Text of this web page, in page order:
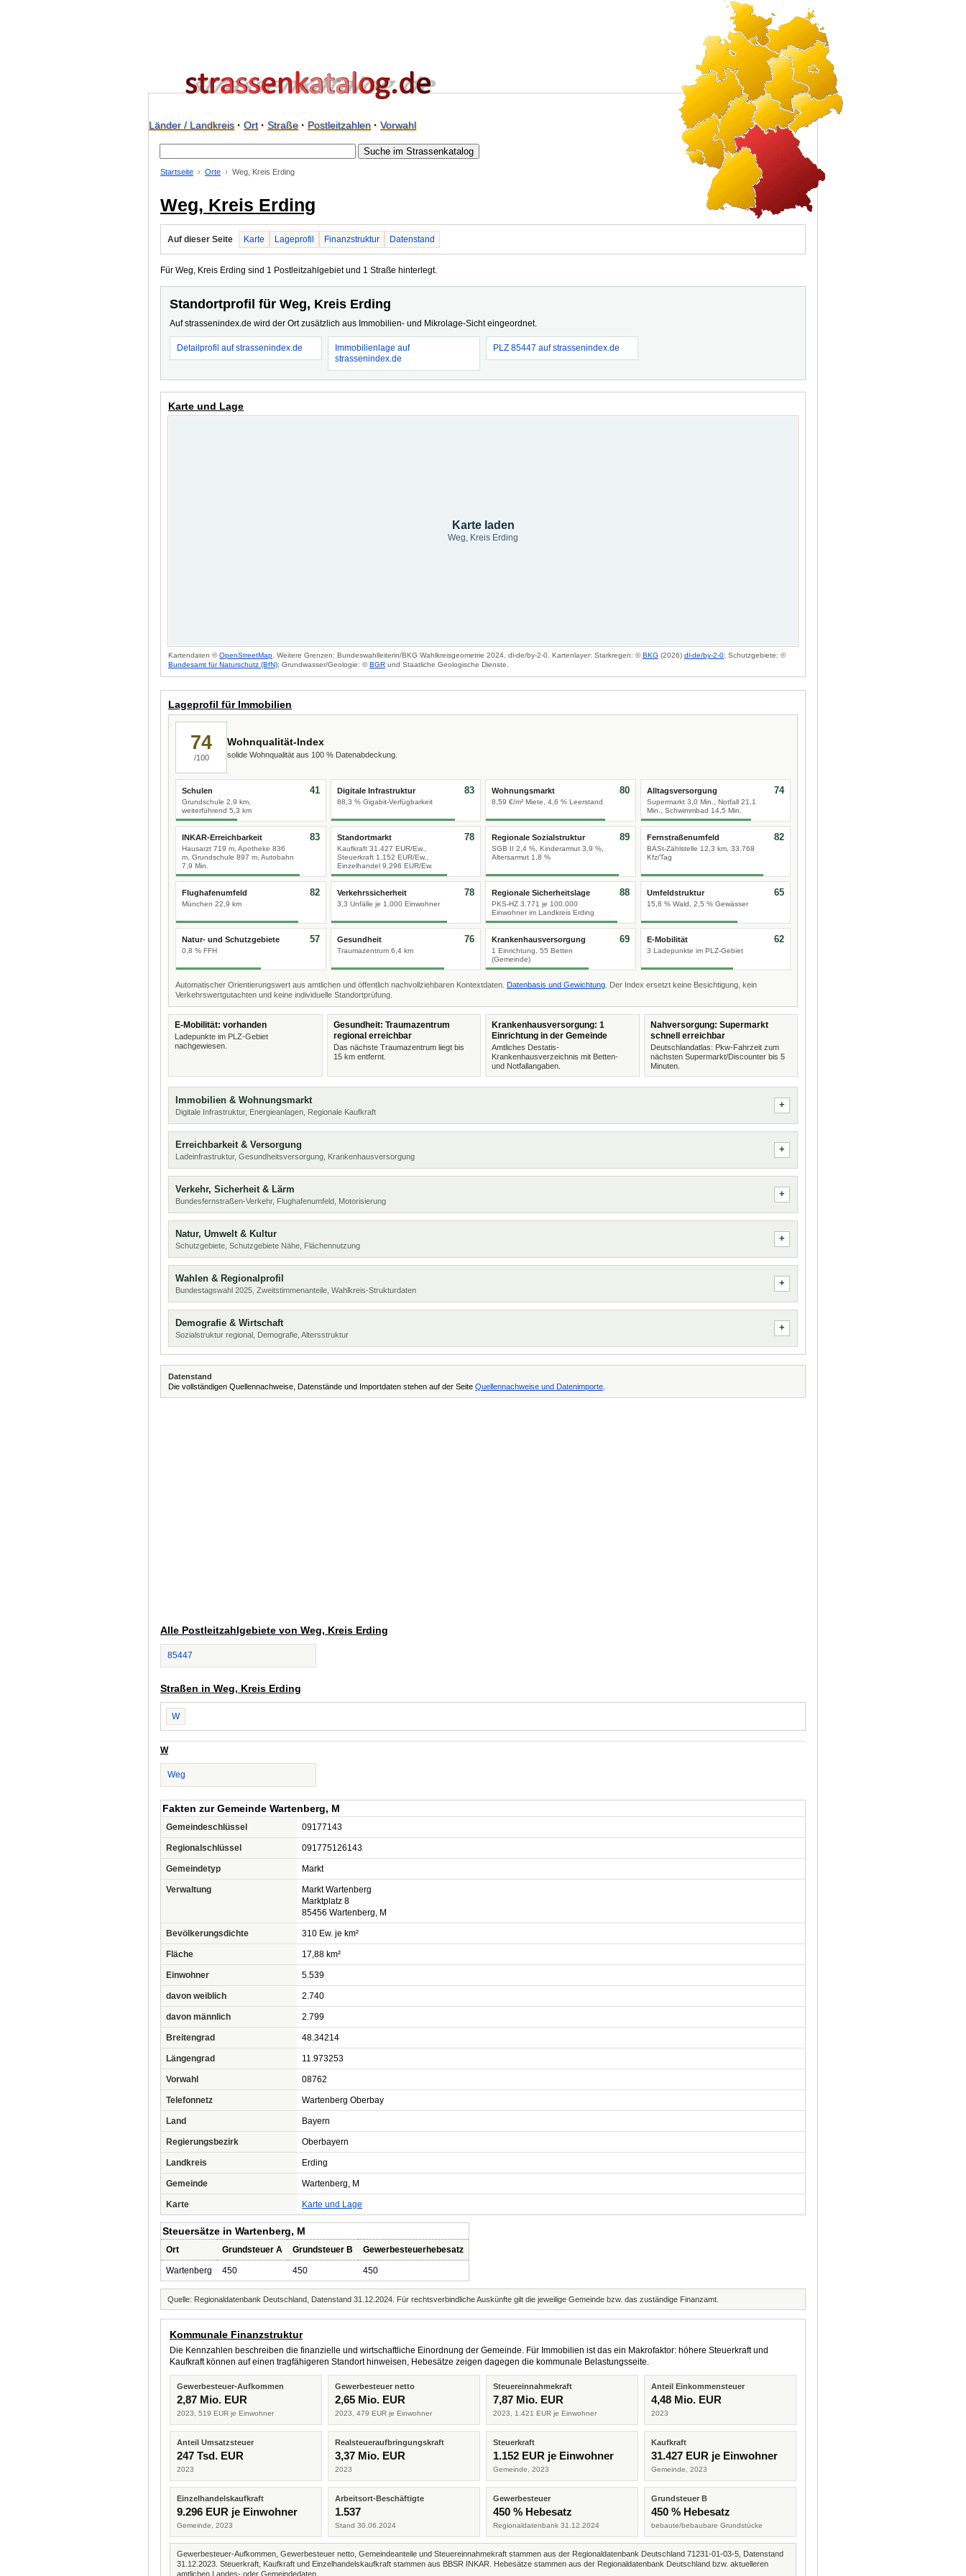
Länder / Landkreis· Ort· Straße· Postleitzahlen· Vorwahl
Startseite Orte Weg, Kreis Erding
Weg, Kreis Erding
Auf dieser Seite Karte Lageprofil Finanzstruktur Datenstand
Für Weg, Kreis Erding sind 1 Postleitzahlgebiet und 1 Straße hinterlegt.
Standortprofil für Weg, Kreis Erding
Auf strassenindex.de wird der Ort zusätzlich aus Immobilien- und Mikrolage-Sicht eingeordnet.
Detailprofil auf strassenindex.de
Immobilienlage auf
strassenindex.de
PLZ 85447 auf strassenindex.de
Karte und Lage
Karte laden
Weg, Kreis Erding
Kartendaten ©OpenStreetMap . Weitere Grenzen: Bundeswahlleiterin/BKG Wahlkreisgeometrie 2024, dl-de/by-2-0. Kartenlayer: Starkregen: ©BKG (2026) dl-de/by-2-0; Schutzgebiete: ©
Bundesamt für Naturschutz (BfN); Grundwasser/Geologie: ©BGR und Staatliche Geologische Dienste.
Lageprofil für Immobilien
74
/100
Wohnqualität-Index
solide Wohnqualität aus 100 % Datenabdeckung.
Schulen
Grundschule 2,9 km,
weiterführend 5,3 km
41 Digitale Infrastruktur
88,3 % Gigabit-Verfügbarkeit
83 Wohnungsmarkt
8,59 €/m² Miete, 4,6 % Leerstand
80 Alltagsversorgung
Supermarkt 3,0 Min., Notfall 21,1
Min., Schwimmbad 14,5 Min.
74
INKAR-Erreichbarkeit
Hausarzt 719 m, Apotheke 836
m, Grundschule 897 m, Autobahn
7,9 Min.
83 Standortmarkt
Kaufkraft 31.427 EUR/Ew.,
Steuerkraft 1.152 EUR/Ew.,
Einzelhandel 9.296 EUR/Ew.
78 Regionale Sozialstruktur
SGB II 2,4 %, Kinderarmut 3,9 %,
Altersarmut 1,8 %
89 Fernstraßenumfeld
BASt-Zählstelle 12,3 km, 33.768
Kfz/Tag
82
Flughafenumfeld
München 22,9 km
82 Verkehrssicherheit
3,3 Unfälle je 1.000 Einwohner
78 Regionale Sicherheitslage
PKS-HZ 3.771 je 100.000
Einwohner im Landkreis Erding
88 Umfeldstruktur
15,8 % Wald, 2,5 % Gewässer
65
Natur- und Schutzgebiete
0,8 % FFH
57 Gesundheit
Traumazentrum 6,4 km
76 Krankenhausversorgung
1 Einrichtung, 55 Betten
(Gemeinde)
69 E-Mobilität
3 Ladepunkte im PLZ-Gebiet
62
Automatischer Orientierungswert aus amtlichen und öffentlich nachvollziehbaren Kontextdaten. Datenbasis und Gewichtung . Der Index ersetzt keine Besichtigung, kein
Verkehrswertgutachten und keine individuelle Standortprüfung.
E-Mobilität: vorhanden
Ladepunkte im PLZ-Gebiet
nachgewiesen.
Gesundheit: Traumazentrum
regional erreichbar
Das nächste Traumazentrum liegt bis
15 km entfernt.
Krankenhausversorgung: 1
Einrichtung in der Gemeinde
Amtliches Destatis-
Krankenhausverzeichnis mit Betten-
und Notfallangaben.
Nahversorgung: Supermarkt
schnell erreichbar
Deutschlandatlas: Pkw-Fahrzeit zum
nächsten Supermarkt/Discounter bis 5
Minuten.
Immobilien & Wohnungsmarkt
Digitale Infrastruktur, Energieanlagen, Regionale Kaufkraft
Erreichbarkeit & Versorgung
Ladeinfrastruktur, Gesundheitsversorgung, Krankenhausversorgung
Verkehr, Sicherheit & Lärm
Bundesfernstraßen-Verkehr, Flughafenumfeld, Motorisierung
Natur, Umwelt & Kultur
Schutzgebiete, Schutzgebiete Nähe, Flächennutzung
Wahlen & Regionalprofil
Bundestagswahl 2025, Zweitstimmenanteile, Wahlkreis-Strukturdaten
Demografie & Wirtschaft
Sozialstruktur regional, Demografie, Altersstruktur
Datenstand
Die vollständigen Quellennachweise, Datenstände und Importdaten stehen auf der Seite Quellennachweise und Datenimporte
Alle Postleitzahlgebiete von Weg, Kreis Erding
85447
Straßen in Weg, Kreis Erding
W
W
Weg
Fakten zur Gemeinde Wartenberg, M
Gemeindeschlüssel 09177143
Regionalschlüssel 091775126143
Gemeindetyp Markt
Verwaltung
Markt Wartenberg
Marktplatz 8
85456 Wartenberg, M
Bevölkerungsdichte 310 Ew. je km²
Fläche 17,88 km²
Einwohner 5.539
davon weiblich 2.740
davon männlich 2.799
Breitengrad 48.34214
Längengrad 11.973253
Vorwahl 08762
Telefonnetz Wartenberg Oberbay
Land Bayern
Regierungsbezirk Oberbayern
Landkreis Erding
Gemeinde Wartenberg, M
Karte Karte und Lage
Steuersätze in Wartenberg, M
Ort Grundsteuer A Grundsteuer B Gewerbesteuerhebesatz
Wartenberg 450 450 450
Quelle: Regionaldatenbank Deutschland, Datenstand 31.12.2024. Für rechtsverbindliche Auskünfte gilt die jeweilige Gemeinde bzw. das zuständige Finanzamt.
Kommunale Finanzstruktur
Die Kennzahlen beschreiben die finanzielle und wirtschaftliche Einordnung der Gemeinde. Für Immobilien ist das ein Makrofaktor: höhere Steuerkraft und
Kaufkraft können auf einen tragfähigeren Standort hinweisen, Hebesätze zeigen dagegen die kommunale Belastungsseite.
Gewerbesteuer-Aufkommen
2,87 Mio. EUR
2023, 519 EUR je Einwohner
Gewerbesteuer netto
2,65 Mio. EUR
2023, 479 EUR je Einwohner
Steuereinnahmekraft
7,87 Mio. EUR
2023, 1.421 EUR je Einwohner
Anteil Einkommensteuer
4,48 Mio. EUR
2023
Anteil Umsatzsteuer
247 Tsd. EUR
2023
Realsteueraufbringungskraft
3,37 Mio. EUR
2023
Steuerkraft
1.152 EUR je Einwohner
Gemeinde, 2023
Kaufkraft
31.427 EUR je Einwohner
Gemeinde, 2023
Einzelhandelskaufkraft
9.296 EUR je Einwohner
Gemeinde, 2023
Arbeitsort-Beschäftigte
1.537
Stand 30.06.2024
Gewerbesteuer
450 % Hebesatz
Regionaldatenbank 31.12.2024
Grundsteuer B
450 % Hebesatz
bebaute/bebaubare Grundstücke
Gewerbesteuer-Aufkommen, Gewerbesteuer netto, Gemeindeanteile und Steuereinnahmekraft stammen aus der Regionaldatenbank Deutschland 71231-01-03-5, Datenstand
31.12.2023. Steuerkraft, Kaufkraft und Einzelhandelskaufkraft stammen aus BBSR INKAR. Hebesätze stammen aus der Regionaldatenbank Deutschland bzw. aktuelleren
amtlichen Landes- oder Gemeindedaten.